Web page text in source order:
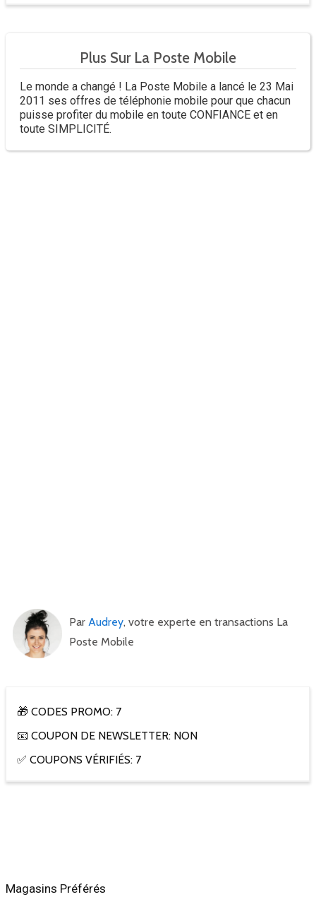
Plus Sur La Poste Mobile
Le monde a changé ! La Poste Mobile a lancé le 23 Mai
2011 ses offres de téléphonie mobile pour que chacun
puisse profiter du mobile en toute CONFIANCE et en
toute SIMPLICITÉ.
Par Audrey, votre experte en transactions La
Poste Mobile
🎁 CODES PROMO: 7
📧 COUPON DE NEWSLETTER: NON
✅ COUPONS VÉRIFIÉS: 7
Magasins Préférés